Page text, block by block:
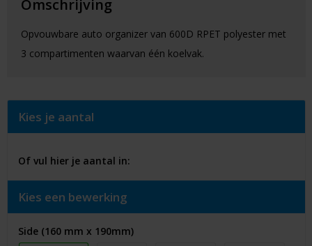
Omschrijving
Opvouwbare auto organizer van 600D RPET polyester met
3 compartimenten waarvan één koelvak.
Kies je aantal
Of vul hier je aantal in:
Kies een bewerking
Side (160 mm x 190mm)